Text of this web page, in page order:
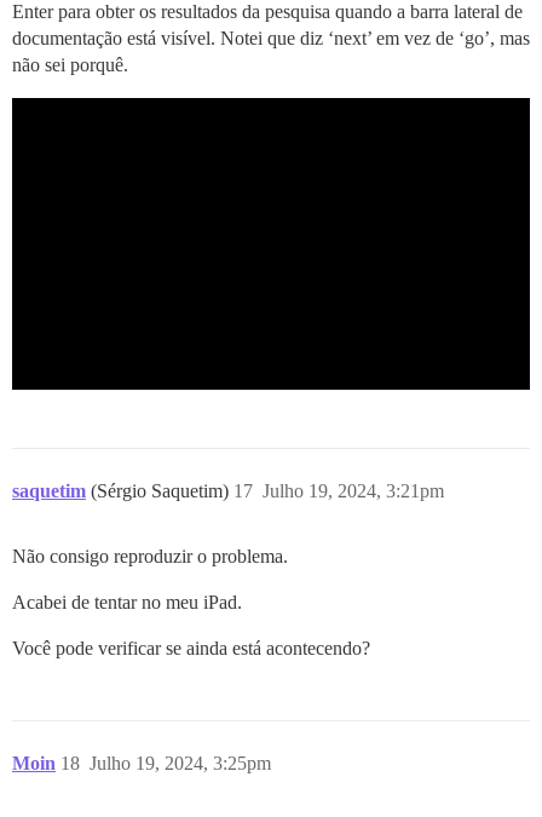
Enter para obter os resultados da pesquisa quando a barra lateral de
documentação está visível. Notei que diz ‘next’ em vez de ‘go’, mas
não sei porquê.
saquetim (Sérgio Saquetim) Julho 19, 2024, 3:21pm
17
Não consigo reproduzir o problema.
Acabei de tentar no meu iPad.
Você pode verificar se ainda está acontecendo?
Moin Julho 19, 2024, 3:25pm
18